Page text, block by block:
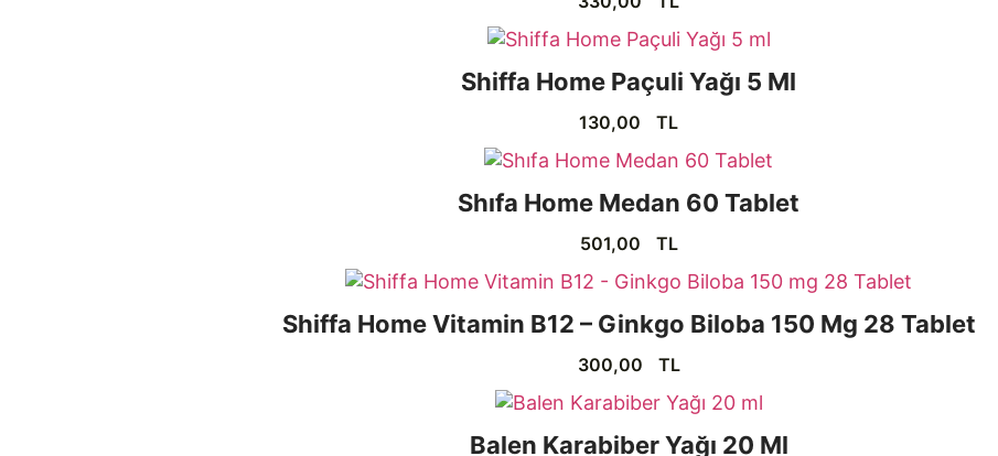
Shiffa Home Paçuli Yağı 5 Ml
130,00 TL
Shıfa Home Medan 60 Tablet
501,00 TL
Shiffa Home Vitamin B12 – Ginkgo Biloba 150 Mg 28 Tablet
300,00 TL
Balen Karabiber Yağı 20 Ml